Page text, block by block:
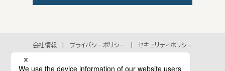
会社情報 プライバシーポリシー
セキュリティポリシー
個人情報の取扱いに関するお問い合わせ